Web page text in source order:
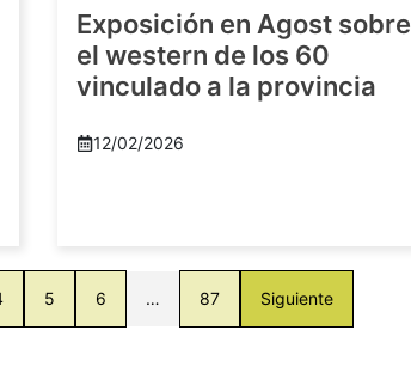
Exposición en Agost sobre
el western de los 60
vinculado a la provincia
12/02/2026
5 6 … 87 Siguiente